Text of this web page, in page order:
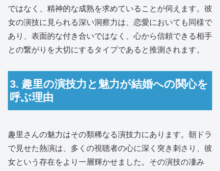
ではなく、精神的な成熟を求めていることが伺えます。彼
女の演技に見られる深い洞察力は、恋愛においても同様で
あり、表面的な付き合いではなく、心から信頼できる相手
との繋がりを大切にするタイプであると推測されます。
3. 趣里の演技力と魅力が結婚への関心を
呼ぶ理由
趣里さんの魅力はその類稀なる演技力にあります。朝ドラ
で見せた熱演は、多くの視聴者の心に深く突き刺さり、彼
女という存在をより一層輝かせました。その演技の凄み